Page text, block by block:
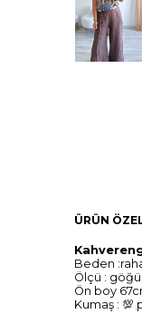
ÜRÜN
Beden
Ölçü :
Ön boy
Kumaş : 💯